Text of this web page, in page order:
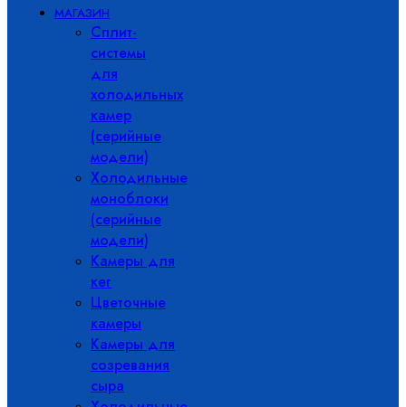
МАГАЗИН
Сплит-
системы
для
холодильных
камер
(серийные
модели)
Холодильные
моноблоки
(серийные
модели)
Камеры для
кег
Цветочные
камеры
Камеры для
созревания
сыра